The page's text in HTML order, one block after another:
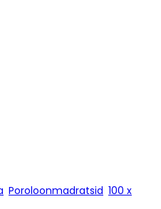
Poroloonmadratsid 100 x